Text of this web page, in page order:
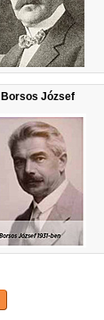
Borsos József